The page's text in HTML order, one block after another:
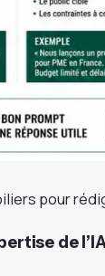
pour
de